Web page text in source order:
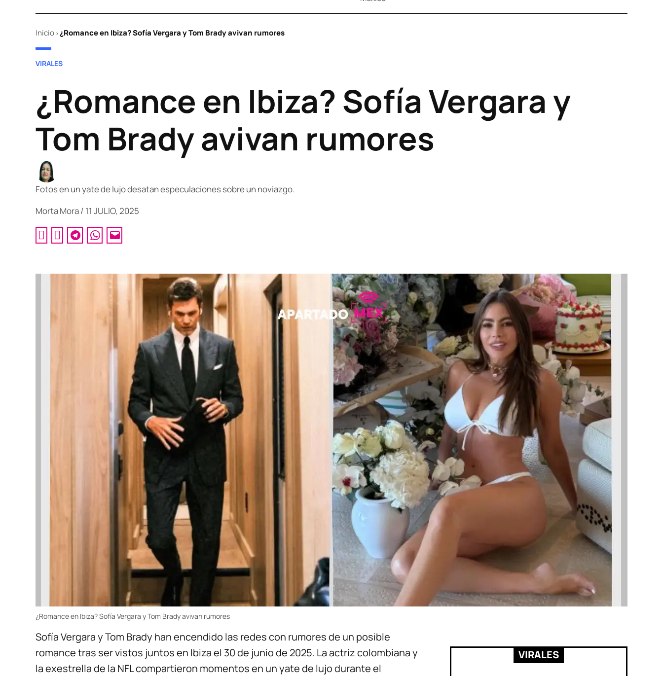
Inicio >¿Romance en Ibiza? Sofía Vergara y Tom Brady avivan rumores
POSTED
VIRALES
¿Romance en Ibiza? Sofía Vergara y
Tom Brady avivan rumores
Fotos en un yate de lujo desatan especulaciones sobre un noviazgo.
Morta Mora/ 11 JULIO, 2025
¿Romance en Ibiza? Sofía Vergara y Tom Brady avivan rumores
Sofía Vergara y Tom Brady han encendido las redes con rumores de un posible
romance tras ser vistos juntos en Ibiza el 30 de junio de 2025. La actriz colombiana y
la exestrella de la NFL compartieron momentos en un yate de lujo durante el
VIRALES